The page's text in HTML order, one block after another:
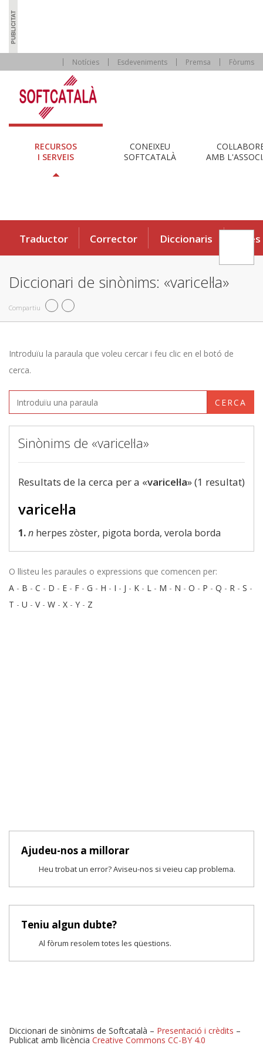
Notícies Esdeveniments Premsa Fòrums
RECURSOS
I SERVEIS
CONEIXEU
SOFTCATALÀ
AMB
Traductor Corrector Diccionaris Eines
Diccionari de sinònims: «varicel·la»
Compartiu
Introduïu la paraula que voleu cercar i feu clic en el botó de
cerca.
CERCA
Sinònims de «varicel·la»
Resultats de la cerca per a «varicel·la» (1 resultat)
varicel·la
1.n herpes zòster, pigota borda, verola borda
O llisteu les paraules o expressions que comencen per:
A - B - C - D - E - F - G - H - I - J - K - L - M - N - O - P - Q - R - S -
T - U - V- W - X - Y - Z
Ajudeu-nos a millorar
Heu trobat un error? Aviseu-nos si veieu cap problema.
Teniu algun dubte?
Al fòrum resolem totes les qüestions.
Diccionari de sinònims de Softcatalà – Presentació i crèdits –
Publicat amb llicència Creative Commons CC-BY 4.0